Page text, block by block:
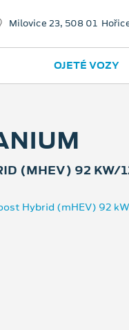
Milovice 23, 508 01
OJETÉ VOZY
(MHEV) 92 KW/